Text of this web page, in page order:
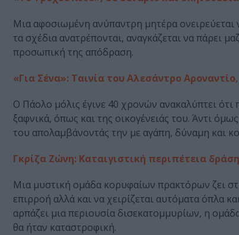
Μια αφοσιωμένη ανύπαντρη μητέρα ονειρεύεται
τα σχέδια ανατρέπονται, αναγκάζεται να πάρει
προσωπική της απόδραση.
«Για Σένα»: Ταινία του Αλεσάντρο
Ο Πάολο μόλις έγινε 40 χρονών ανακαλύπτει
ξαφνικά, όπως και της οικογένειάς του. Άντι
του απολαμβάνοντάς την με αγάπη, δύναμη και
Γκρίζα Ζώνη: Καταιγιστική περιπέτεια
Μια μυστική ομάδα κορυφαίων πρακτόρων ζει
επιρροή αλλά και να χειρίζεται αυτόματα όπλα
αρπάζει μια περιουσία δισεκατομμυρίων, η
θα ήταν καταστροφική.